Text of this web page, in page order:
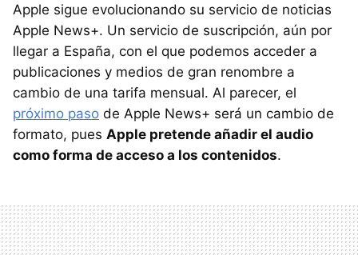
Apple sigue evolucionando su servicio de noticias
Apple News+. Un servicio de suscripción, aún por
llegar a España, con el que podemos acceder a
publicaciones y medios de gran renombre a
cambio de una tarifa mensual. Al parecer, el
próximo paso de Apple News+ será un cambio de
formato, pues Apple pretende añadir el audio
como forma de acceso a los contenidos.